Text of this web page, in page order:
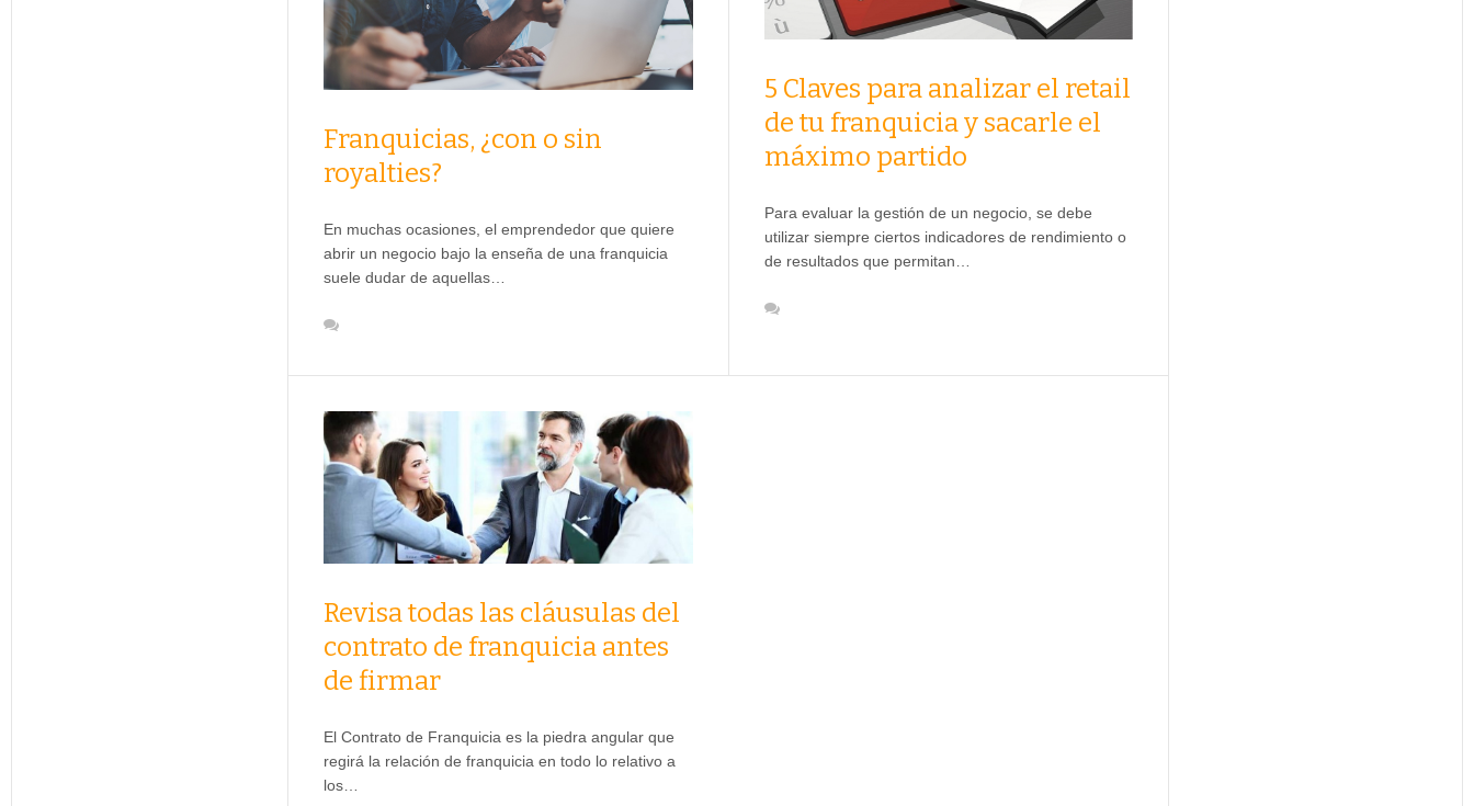
Franquicias, ¿con o sin
royalties?
En muchas ocasiones, el emprendedor que quiere
abrir un negocio bajo la enseña de una franquicia
suele dudar de aquellas…
5 Claves para analizar el retail
de tu franquicia y sacarle el
máximo partido
Para evaluar la gestión de un negocio, se debe
utilizar siempre ciertos indicadores de rendimiento o
de resultados que permitan…
Revisa todas las cláusulas del
contrato de franquicia antes
de firmar
El Contrato de Franquicia es la piedra angular que
regirá la relación de franquicia en todo lo relativo a
los…